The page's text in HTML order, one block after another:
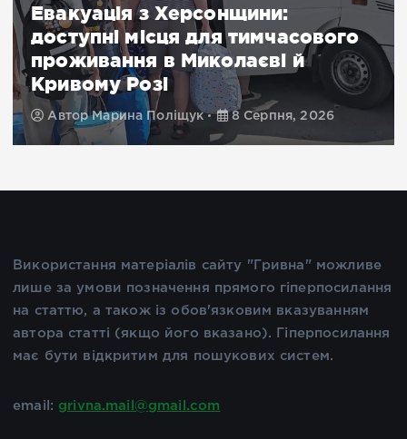
Евакуація з Херсонщини:
доступні місця для тимчасового
проживання в Миколаєві й
Кривому Розі
АвторМарина Поліщук 8 Серпня, 2026
Використання матеріалів сайту "Гривна" можливе
лише за умови позначення прямого гіперпосилання
на статтю, а також із обов'язковим вказуванням
автора статті (якщо його вказано). Гіперпосилання
має бути відкритим для пошукових систем.
email: grivna.mail@gmail.com